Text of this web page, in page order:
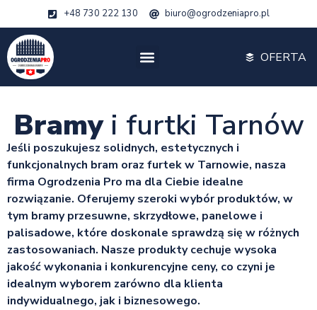
+48 730 222 130 biuro@ogrodzeniapro.pl
OFERTA
Bramy i furtki Tarnów
Jeśli poszukujesz solidnych, estetycznych i
funkcjonalnych bram oraz furtek w Tarnowie, nasza
firma Ogrodzenia Pro ma dla Ciebie idealne
rozwiązanie. Oferujemy szeroki wybór produktów, w
tym bramy przesuwne, skrzydłowe, panelowe i
palisadowe, które doskonale sprawdzą się w różnych
zastosowaniach. Nasze produkty cechuje wysoka
jakość wykonania i konkurencyjne ceny, co czyni je
idealnym wyborem zarówno dla klienta
indywidualnego, jak i biznesowego.